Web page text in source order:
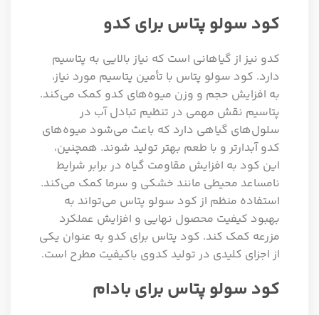
کود سولو پتاس برای کدو
کدو نیز از گیاهانی است که نیاز بالایی به پتاسیم
دارد. کود سولو پتاس با تأمین پتاسیم مورد نیاز،
به افزایش حجم و وزن میوه‌های کدو کمک می‌کند.
پتاسیم نقش مهمی در تنظیم تبادل آب در
سلول‌های گیاهی دارد که باعث می‌شود میوه‌های
کدو آبدارتر و با طعم بهتر تولید شوند. همچنین،
این کود به افزایش مقاومت گیاه در برابر شرایط
نامساعد محیطی مانند خشکی و سرما کمک می‌کند.
استفاده منظم از کود سولو پتاس می‌تواند به
بهبود کیفیت محصول نهایی و افزایش عملکرد
مزرعه کمک کند. کود پتاس برای کدو به عنوان یکی
از اجزای کلیدی در تولید کدوی باکیفیت مطرح است.
کود سولو پتاس برای بادام